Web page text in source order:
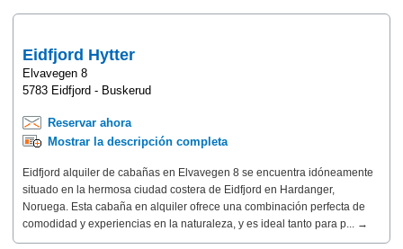
Eidfjord Hytter
Elvavegen 8
5783 Eidfjord - Buskerud
Reservar ahora
Mostrar la descripción completa
Eidfjord alquiler de cabañas en Elvavegen 8 se encuentra idóneamente
situado en la hermosa ciudad costera de Eidfjord en Hardanger,
Noruega. Esta cabaña en alquiler ofrece una combinación perfecta de
comodidad y experiencias en la naturaleza, y es ideal tanto para p... →